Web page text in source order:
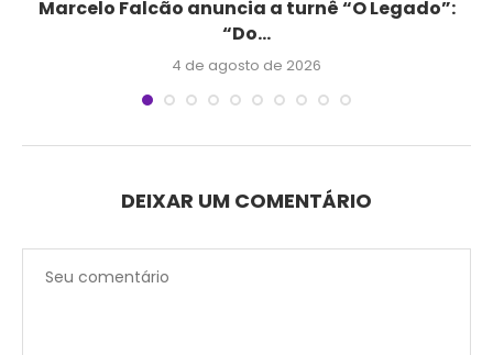
Marcelo Falcão anuncia a turnê “O Legado”:
“Do...
4 de agosto de 2026
DEIXAR UM COMENTÁRIO